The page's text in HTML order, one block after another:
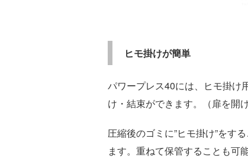
ヒモ掛けが簡単
パワープレス40には、ヒモ掛け
け・結束ができます。（扉を開
圧縮後のゴミに”ヒモ掛け”をす
ます。重ねて保管することも可能